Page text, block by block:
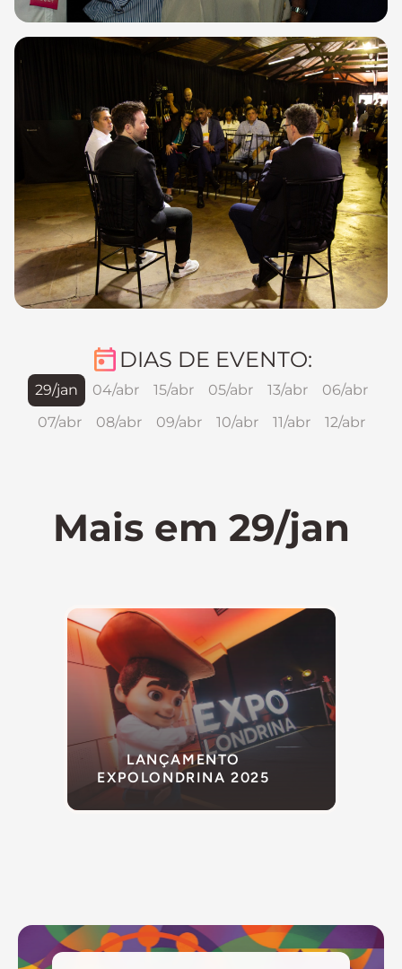
DIAS DE EVENTO:
29/jan 04/abr 15/abr 05/abr 13/abr
06/abr
07/abr
08/abr 09/abr 10/abr 11/abr 12/abr
Mais em 29/jan
LANÇAMENTO
EXPOLONDRINA 2025